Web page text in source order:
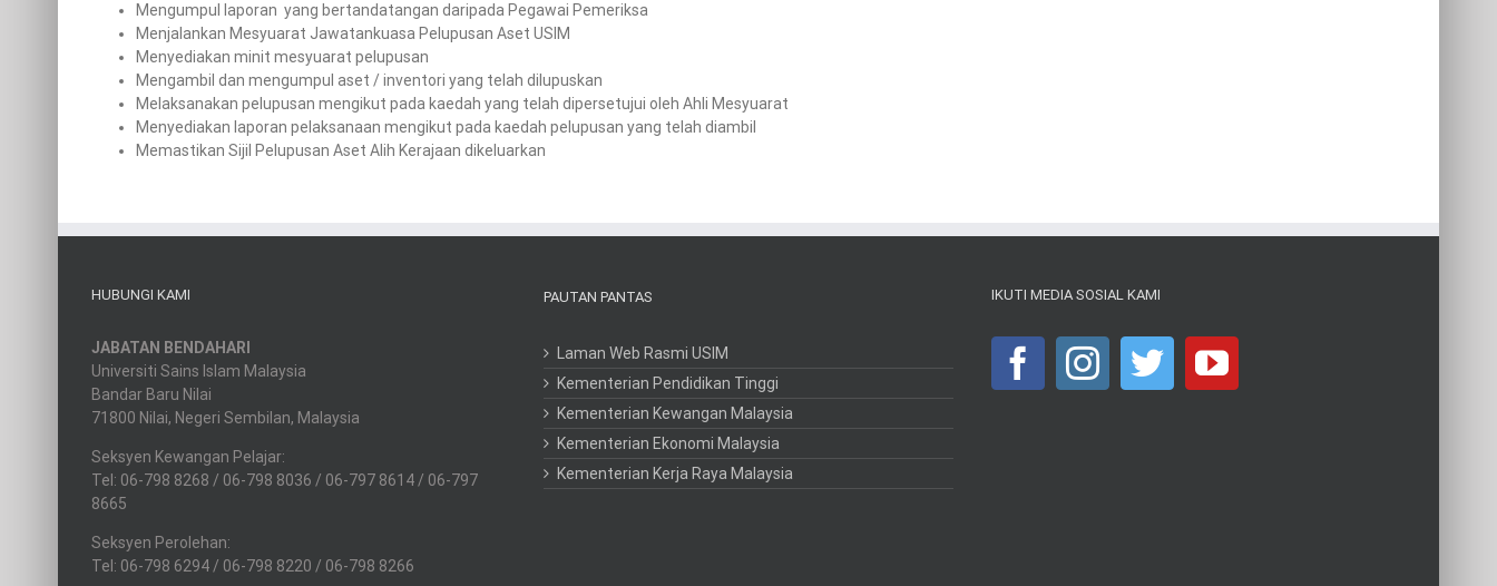
Mengumpul laporan yang bertandatangan daripada Pegawai Pemeriksa
Menjalankan Mesyuarat Jawatankuasa Pelupusan Aset USIM
Menyediakan minit mesyuarat pelupusan
Mengambil dan mengumpul aset / inventori yang telah dilupuskan
Melaksanakan pelupusan mengikut pada kaedah yang telah dipersetujui oleh Ahli Mesyuarat
Menyediakan laporan pelaksanaan mengikut pada kaedah pelupusan yang telah diambil
Memastikan Sijil Pelupusan Aset Alih Kerajaan dikeluarkan
HUBUNGI KAMI
JABATAN BENDAHARI
Universiti Sains Islam Malaysia
Bandar Baru Nilai
71800 Nilai, Negeri Sembilan, Malaysia
Seksyen Kewangan Pelajar:
Tel: 06-798 8268 / 06-798 8036 / 06-797 8614 / 06-797
8665
Seksyen Perolehan:
Tel: 06-798 6294 / 06-798 8220 / 06-798 8266
PAUTAN PANTAS
Laman Web Rasmi USIM
Kementerian Pendidikan Tinggi
Kementerian Kewangan Malaysia
Kementerian Ekonomi Malaysia
Kementerian Kerja Raya Malaysia
IKUTI MEDIA SOSIAL KAMI